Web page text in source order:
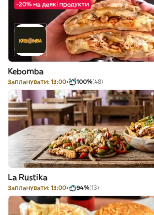
-20% на деякі продукти
Kebomba
Запланувати: 13:00 100%(48)
La Rustika
Запланувати: 13:00 94%(13)